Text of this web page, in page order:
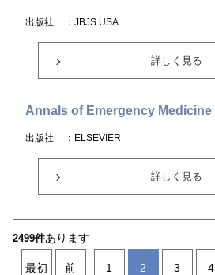
出版社 ：JBJS USA
詳しく見る
Annals of Emergency Medicine
出版社 ：ELSEVIER
詳しく見る
2499件あります
最初 前 1 2 3 4